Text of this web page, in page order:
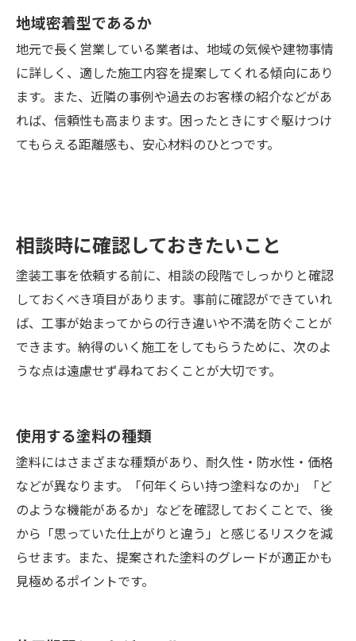
地域密着型であるか
地元で長く営業している業者は、地域の気候や建物事情
に詳しく、適した施工内容を提案してくれる傾向にあり
ます。また、近隣の事例や過去のお客様の紹介などがあ
れば、信頼性も高まります。困ったときにすぐ駆けつけ
てもらえる距離感も、安心材料のひとつです。
相談時に確認しておきたいこと
塗装工事を依頼する前に、相談の段階でしっかりと確認
しておくべき項目があります。事前に確認ができていれ
ば、工事が始まってからの行き違いや不満を防ぐことが
できます。納得のいく施工をしてもらうために、次のよ
うな点は遠慮せず尋ねておくことが大切です。
使用する塗料の種類
塗料にはさまざまな種類があり、耐久性・防水性・価格
などが異なります。「何年くらい持つ塗料なのか」「ど
のような機能があるか」などを確認しておくことで、後
から「思っていた仕上がりと違う」と感じるリスクを減
らせます。また、提案された塗料のグレードが適正かも
見極めるポイントです。